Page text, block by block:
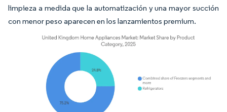
limpieza a medida que la automatización y una mayor succión
con menor peso aparecen en los lanzamientos premium.